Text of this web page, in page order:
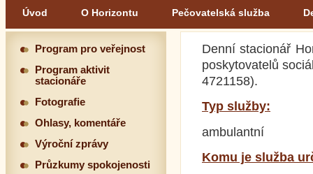
Úvod O Horizontu Pečovatelská služba
Denní stacionář
poskytovatelů
4721158).
Typ služby:
ambulantní
Komu je služba
Program pro veřejnost
Program aktivit
stacionáře
Fotografie
Ohlasy, komentáře
Výroční zprávy
Průzkumy spokojenosti